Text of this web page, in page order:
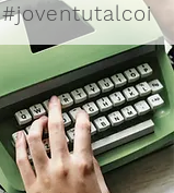
#joventutalcoi